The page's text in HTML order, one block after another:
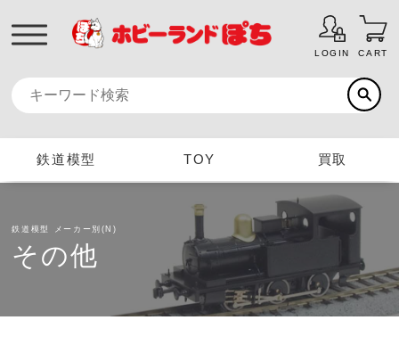
LOGIN CART
鉄道模型 TOY 買取
鉄道模型 メーカー別(N)
その他